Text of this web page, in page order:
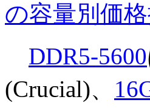
の容量別価
DDR5-5600
(Crucial)、